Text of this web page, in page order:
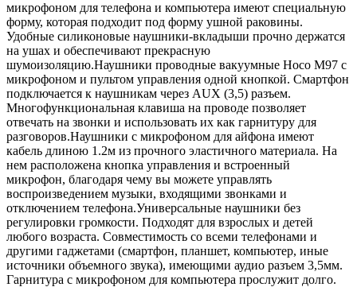
микрофоном для телефона и компьютера имеют специальную
форму, которая подходит под форму ушной раковины.
Удобные силиконовые наушники-вкладыши прочно держатся
на ушах и обеспечивают прекрасную
шумоизоляцию.Наушники проводные вакуумные Hoco M97 с
микрофоном и пультом управления одной кнопкой. Смартфон
подключается к наушникам через AUX (3,5) разъем.
Многофункциональная клавиша на проводе позволяет
отвечать на звонки и использовать их как гарнитуру для
разговоров.Наушники с микрофоном для айфона имеют
кабель длиною 1.2м из прочного эластичного материала. На
нем расположена кнопка управления и встроенный
микрофон, благодаря чему вы можете управлять
воспроизведением музыки, входящими звонками и
отключением телефона.Универсальные наушники без
регулировки громкости. Подходят для взрослых и детей
любого возраста. Совместимость со всеми телефонами и
другими гаджетами (смартфон, планшет, компьютер, иные
источники объемного звука), имеющими аудио разъем 3,5мм.
Гарнитура с микрофоном для компьютера прослужит долго.